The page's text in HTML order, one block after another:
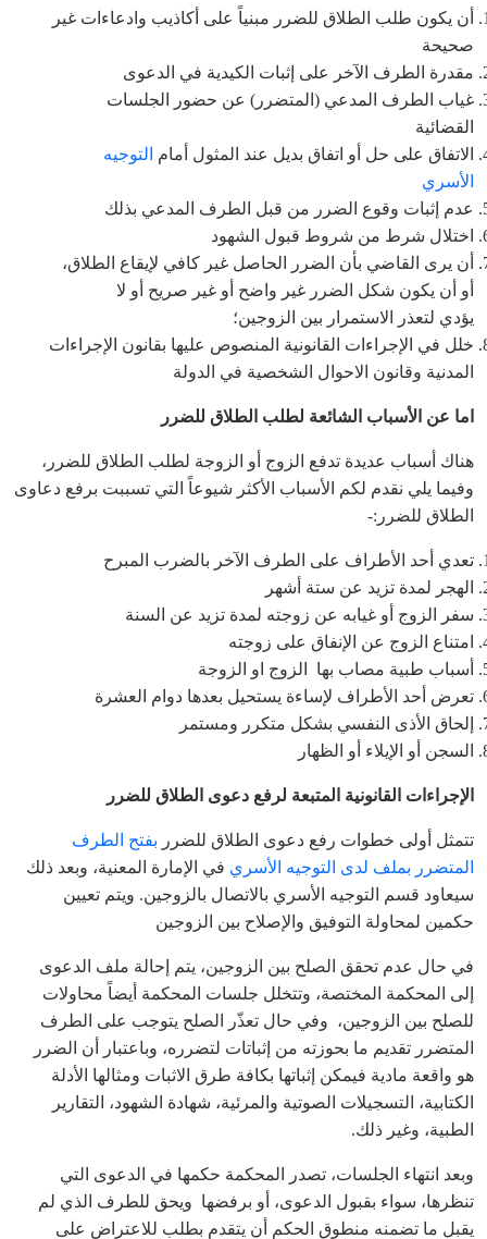
أن يكون طلب الطلاق للضرر مبنياً على أكاذيب وادعاءات غير
صحيحة
مقدرة الطرف الآخر على إثبات الكيدية في الدعوى
غياب الطرف المدعي (المتضرر) عن حضور الجلسات
القضائية
الاتفاق على حل أو اتفاق بديل عند المثول أمام التوجيه
الأسري
عدم إثبات وقوع الضرر من قبل الطرف المدعي بذلك
اختلال شرط من شروط قبول الشهود
أن يرى القاضي بأن الضرر الحاصل غير كافي لإيقاع الطلاق،
أو أن يكون شكل الضرر غير واضح أو غير صريح أو لا
يؤدي لتعذر الاستمرار بين الزوجين؛
خلل في الإجراءات القانونية المنصوص عليها بقانون الإجراءات
المدنية وقانون الاحوال الشخصية في الدولة
اما عن الأسباب الشائعة لطلب الطلاق للضرر
هناك أسباب عديدة تدفع الزوج أو الزوجة لطلب الطلاق للضرر،
وفيما يلي نقدم لكم الأسباب الأكثر شيوعاً التي تسببت برفع دعاوى
الطلاق للضرر:-
تعدي أحد الأطراف على الطرف الآخر بالضرب المبرح
الهجر لمدة تزيد عن ستة أشهر
سفر الزوج أو غيابه عن زوجته لمدة تزيد عن السنة
امتناع الزوج عن الإنفاق على زوجته
أسباب طبية مصاب بها الزوج او الزوجة
تعرض أحد الأطراف لإساءة يستحيل بعدها دوام العشرة
إلحاق الأذى النفسي بشكل متكرر ومستمر
السجن أو الإيلاء أو الظهار
الإجراءات القانونية المتبعة لرفع دعوى الطلاق للضرر
تتمثل أولى خطوات رفع دعوى الطلاق للضرر بفتح الطرف
المتضرر بملف لدى التوجيه الأسري في الإمارة المعنية، وبعد ذلك
سيعاود قسم التوجيه الأسري بالاتصال بالزوجين. ويتم تعيين
حكمين لمحاولة التوفيق والإصلاح بين الزوجين
في حال عدم تحقق الصلح بين الزوجين، يتم إحالة ملف الدعوى
إلى المحكمة المختصة، وتتخلل جلسات المحكمة أيضاً محاولات
للصلح بين الزوجين، وفي حال تعذّر الصلح يتوجب على الطرف
المتضرر تقديم ما بحوزته من إثباتات لتضرره، وباعتبار أن الضرر
هو واقعة مادية فيمكن إثباتها بكافة طرق الاثبات ومثالها الأدلة
الكتابية، التسجيلات الصوتية والمرئية، شهادة الشهود، التقارير
الطبية، وغير ذلك.
وبعد انتهاء الجلسات، تصدر المحكمة حكمها في الدعوى التي
تنظرها، سواء بقبول الدعوى، أو برفضها ويحق للطرف الذي لم
يقبل ما تضمنه منطوق الحكم أن يتقدم بطلب للاعتراض على